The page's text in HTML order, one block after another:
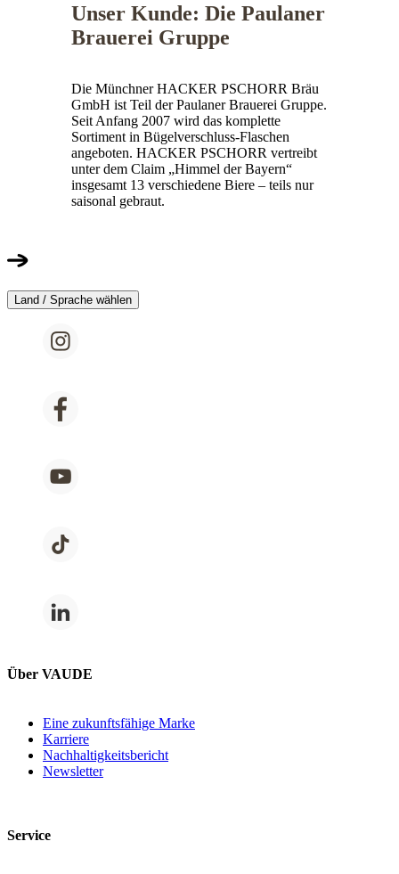
Unser Kunde: Die Paulaner
Brauerei Gruppe
Die Münchner HACKER PSCHORR Bräu
GmbH ist Teil der Paulaner Brauerei Gruppe.
Seit Anfang 2007 wird das komplette
Sortiment in Bügelverschluss-Flaschen
angeboten. HACKER PSCHORR vertreibt
unter dem Claim „Himmel der Bayern“
insgesamt 13 verschiedene Biere – teils nur
saisonal gebraut.
Land / Sprache wählen
Über VAUDE
Eine zukunftsfähige Marke
Karriere
Nachhaltigkeitsbericht
Newsletter
Service